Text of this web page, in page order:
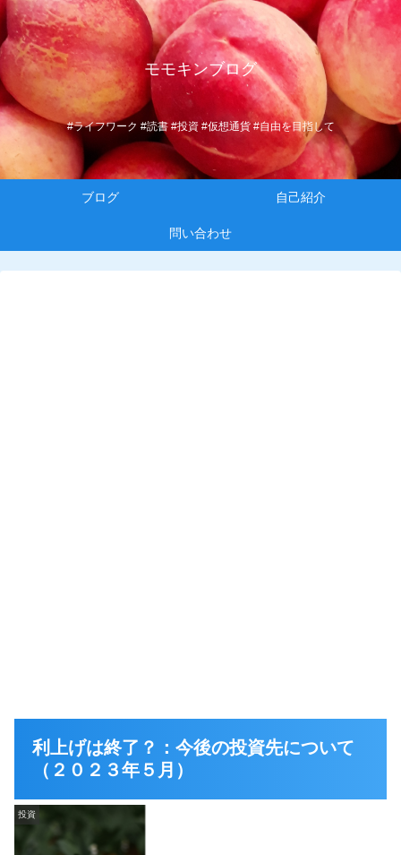
モモキンブログ
#ライフワーク #読書 #投資 #仮想通貨 #自由を目指して
ブログ 自己紹介
問い合わせ
利上げは終了？：今後の投資先について
（２０２３年５月）
投資